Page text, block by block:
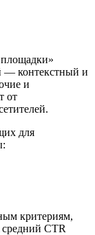
— контекстный и
и
от
для
критериям,
CTR